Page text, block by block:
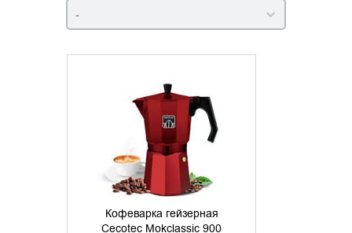
-
Кофеварка гейзерная
Cecotec Mokclassic 900
ДОБАВИТЬ В КОРЗИНУ
КУПИТЬ В 1 КЛИК